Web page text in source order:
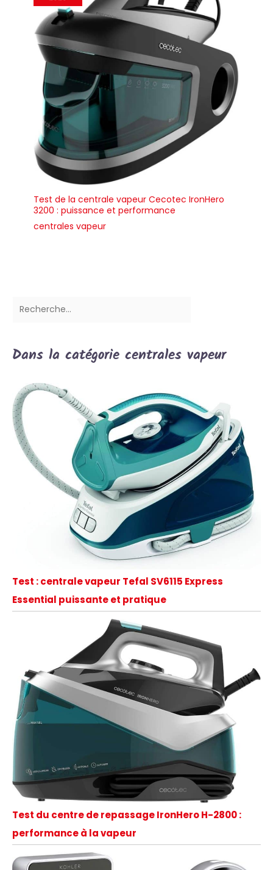
faciliter la vie et le
travail. 【Câble
d'alimentation extra-
long de 1,9 m couvre une
large gamme, vous
pouvez l'utiliser
n'importe où, sans
limitation d'espace.
Chaque câble de
pour une sécurité et une
durabilité maximales.
Test de la centrale vapeur Cecotec IronHero
3200 : puissance et performance
centrales vapeur
Dans la catégorie centrales vapeur
Test : centrale vapeur Tefal SV6115 Express
Essential puissante et pratique
Test du centre de repassage IronHero H-2800 :
performance à la vapeur